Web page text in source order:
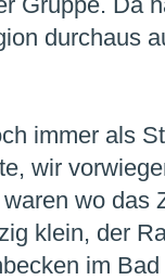
Gruppe. Da
durchaus
immer als
wir
wo das
klein, der
im